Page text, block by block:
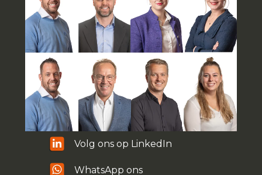
Volg ons op LinkedIn
WhatsApp ons